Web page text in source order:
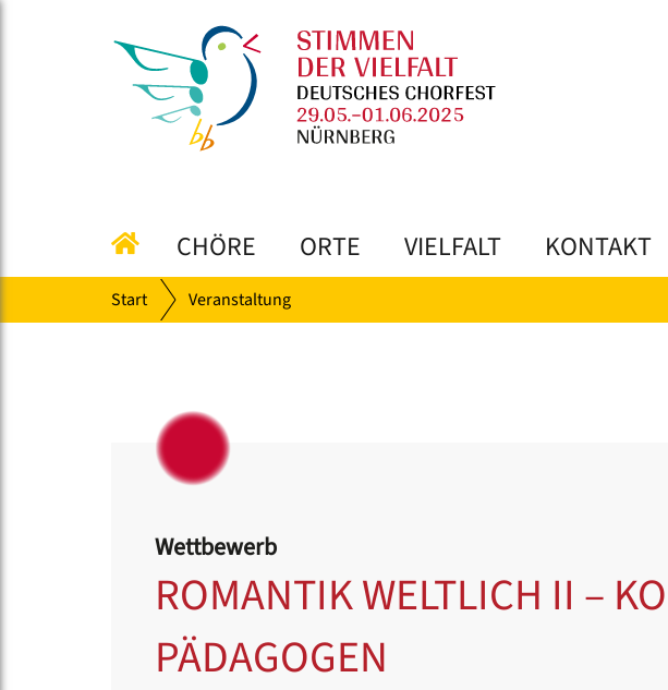
CHÖRE ORTE VIELFALT KONTAKT
Start Veranstaltung
Wettbewerb
ROMANTIK WELTLICH II –
PÄDAGOGEN